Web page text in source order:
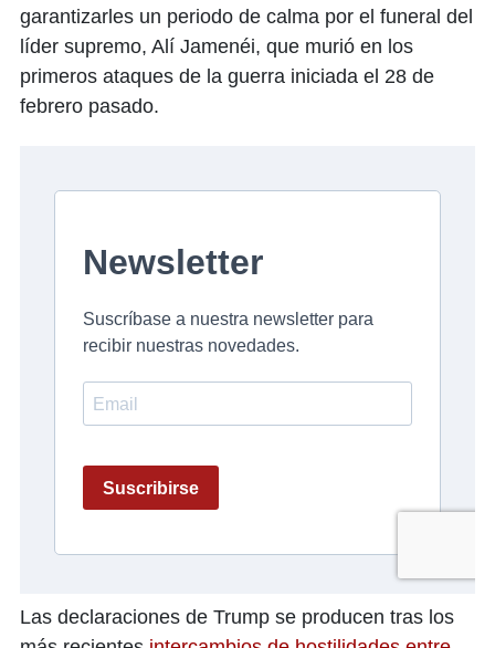
garantizarles un periodo de calma por el funeral del
líder supremo, Alí Jamenéi, que murió en los
primeros ataques de la guerra iniciada el 28 de
febrero pasado.
Las declaraciones de Trump se producen tras los